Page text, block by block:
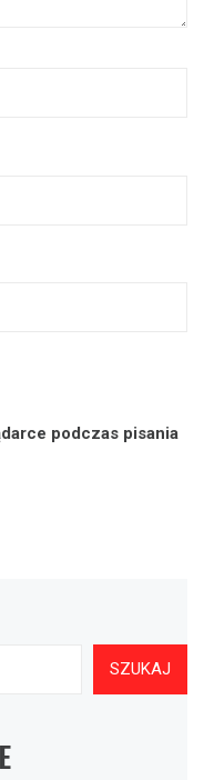
podczas pisania
SZUKAJ